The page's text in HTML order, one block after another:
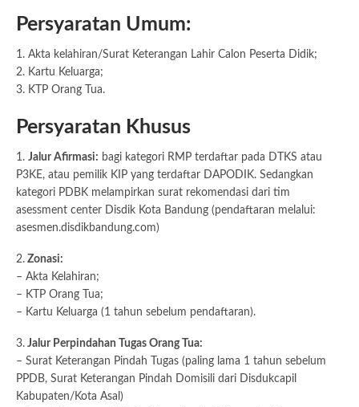
Persyaratan Umum:
1. Akta kelahiran/Surat Keterangan Lahir Calon Peserta Didik;
2. Kartu Keluarga;
3. KTP Orang Tua.
Persyaratan Khusus
1. Jalur Afirmasi: bagi kategori RMP terdaftar pada DTKS atau
P3KE, atau pemilik KIP yang terdaftar DAPODIK. Sedangkan
kategori PDBK melampirkan surat rekomendasi dari tim
asessment center Disdik Kota Bandung (pendaftaran melalui:
asesmen.disdikbandung.com)
2. Zonasi:
– Akta Kelahiran;
– KTP Orang Tua;
– Kartu Keluarga (1 tahun sebelum pendaftaran).
3. Jalur Perpindahan Tugas Orang Tua:
– Surat Keterangan Pindah Tugas (paling lama 1 tahun sebelum
PPDB, Surat Keterangan Pindah Domisili dari Disdukcapil
Kabupaten/Kota Asal)